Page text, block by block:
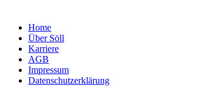
Home
Über Söll
Karriere
AGB
Impressum
Datenschutzerklärung